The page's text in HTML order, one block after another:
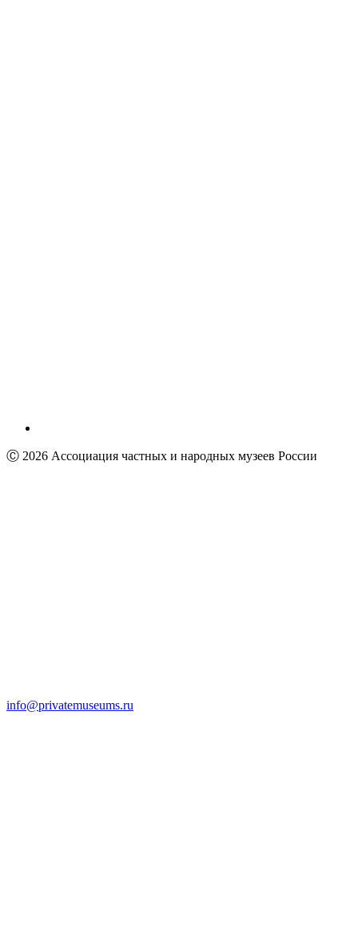
Ⓒ 2026 Ассоциация частных и народных музеев России
info@privatemuseums.ru